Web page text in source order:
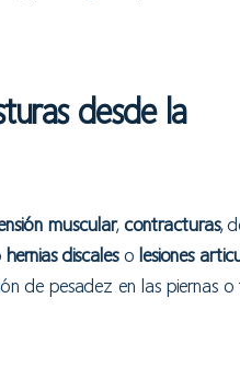
desde la
muscular, contracturas,
hernias discaleso lesiones
de pesadez en las piernas